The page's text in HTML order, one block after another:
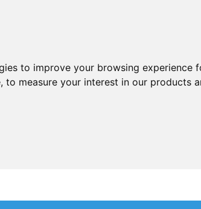
to improve your browsing experience
, to measure your interest in our products